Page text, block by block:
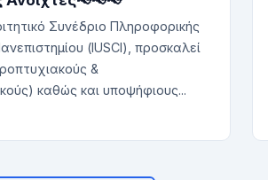
Συνέδριο Πληροφορικής
(IUSCI), προσκαλεί
&
καθώς και υποψήφιους...